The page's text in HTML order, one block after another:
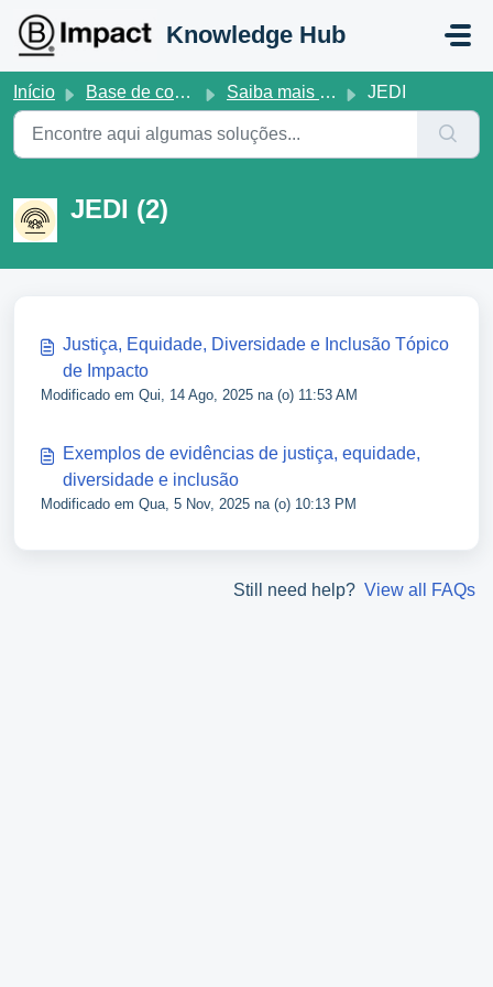
Knowledge Hub
Início Base de conhecimento Saiba mais sobre as Normas V2 da B Lab JEDI
JEDI (2)
Justiça, Equidade, Diversidade e Inclusão Tópico
de Impacto
Modificado em Qui, 14 Ago, 2025 na (o) 11:53 AM
Exemplos de evidências de justiça, equidade,
diversidade e inclusão
Modificado em Qua, 5 Nov, 2025 na (o) 10:13 PM
Still need help? View all FAQs